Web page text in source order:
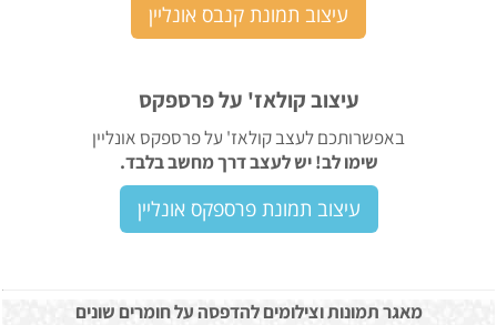
עיצוב תמונת קנבס אונליין
עיצוב קולאז' על פרספקס
באפשרותכם לעצב קולאז' על פרספקס אונליין
שימו לב! יש לעצב דרך מחשב בלבד.
עיצוב תמונת פרספקס אונליין
מאגר תמונות וצילומים להדפסה על חומרים שונים